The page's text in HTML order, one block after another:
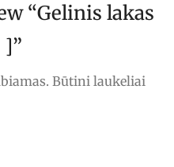
“Gelinis lakas
Būtini laukeliai